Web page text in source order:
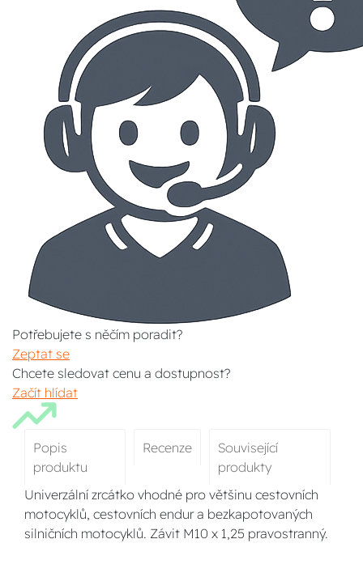
Potřebujete s něčím poradit?
Zeptat se
Chcete sledovat cenu a dostupnost?
Začít hlídat
Popis
produktu
Recenze
Související
produkty
Univerzální zrcátko vhodné pro většinu cestovních
motocyklů, cestovních endur a bezkapotovaných
silničních motocyklů. Závit M10 x 1,25 pravostranný.